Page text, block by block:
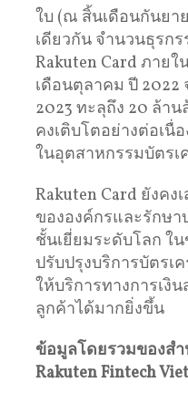
ใบ (ณ สิ้นเดือนกันยา
เดียวกัน จำนวนธุรก
Rakuten Card ภายใ
เดือนตุลาคม ปี 2022
2023 ทะลุถึง 20 ล้า
คงเติบโตอย่างต่อเนื่
ในอุตสาหกรรมบัตร
Rakuten Card ยังค
ขององค์กรและรักษ
ชั้นเยี่ยมระดับโลก ใ
ปรับปรุงบริการบัตรเ
ให้บริการทางการเงิ
ลูกค้าได้มากยิ่งขึ้น
ข้อมูลโดยรวมของส
Rakuten Fintech